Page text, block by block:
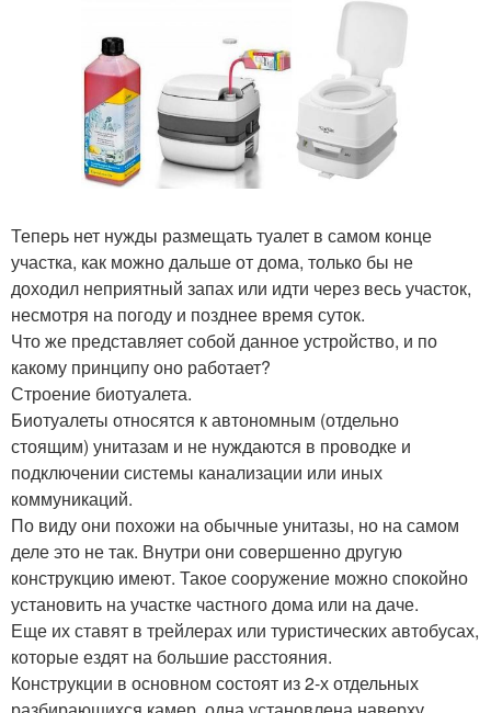
Теперь нет нужды размещать туалет в самом конце
участка, как можно дальше от дома, только бы не
доходил неприятный запах или идти через весь участок,
несмотря на погоду и позднее время суток.
Что же представляет собой данное устройство, и по
какому принципу оно работает?
Строение биотуалета.
Биотуалеты относятся к автономным (отдельно
стоящим) унитазам и не нуждаются в проводке и
подключении системы канализации или иных
коммуникаций.
По виду они похожи на обычные унитазы, но на самом
деле это не так. Внутри они совершенно другую
конструкцию имеют. Такое сооружение можно спокойно
установить на участке частного дома или на даче.
Еще их ставят в трейлерах или туристических автобусах,
которые ездят на большие расстояния.
Конструкции в основном состоят из 2-х отдельных